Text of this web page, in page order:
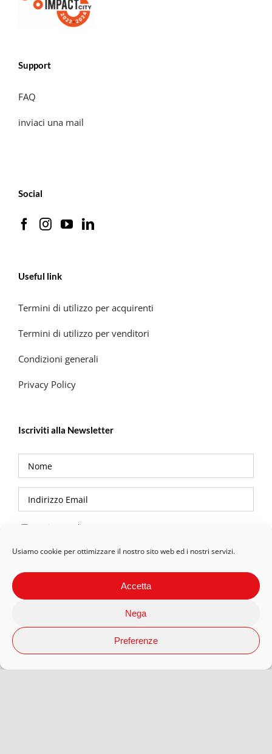
Usiamo cookie per ottimizzare il nostro sito web ed i nostri servizi.
Accetta
Nega
Preferenze
Support
FAQ
inviaci una mail
Social
Useful link
Termini di utilizzo per acquirenti
Termini di utilizzo per venditori
Condizioni generali
Privacy Policy
Iscriviti alla Newsletter
Privacy Policy